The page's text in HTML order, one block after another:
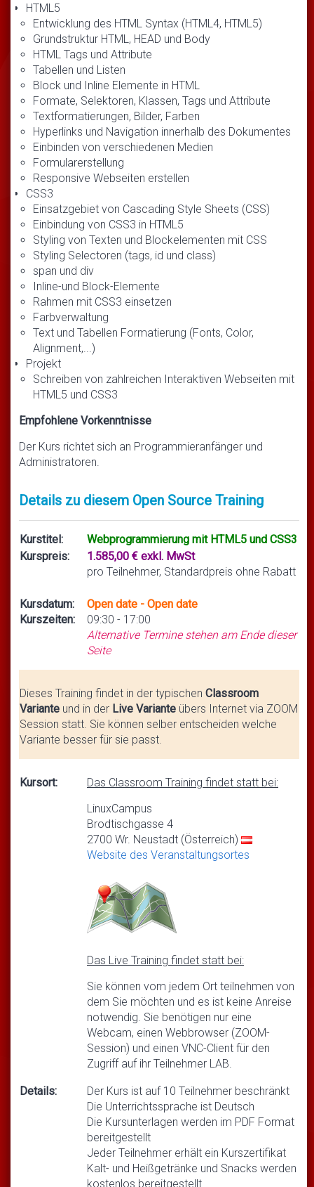
HTML5
Entwicklung des HTML Syntax (HTML4, HTML5)
Grundstruktur HTML, HEAD und Body
HTML Tags und Attribute
Tabellen und Listen
Block und Inline Elemente in HTML
Formate, Selektoren, Klassen, Tags und Attribute
Textformatierungen, Bilder, Farben
Hyperlinks und Navigation innerhalb des Dokumentes
Einbinden von verschiedenen Medien
Formularerstellung
Responsive Webseiten erstellen
CSS3
Einsatzgebiet von Cascading Style Sheets (CSS)
Einbindung von CSS3 in HTML5
Styling von Texten und Blockelementen mit CSS
Styling Selectoren (tags, id und class)
span und div
Inline-und Block-Elemente
Rahmen mit CSS3 einsetzen
Farbverwaltung
Text und Tabellen Formatierung (Fonts, Color,
Alignment,...)
Projekt
Schreiben von zahlreichen Interaktiven Webseiten mit
HTML5 und CSS3
Empfohlene Vorkenntnisse
Der Kurs richtet sich an Programmieranfänger und
Administratoren.
Details zu diesem Open Source Training
Kurstitel:
Webprogrammierung mit HTML5 und CSS3
Kurspreis:
1.585,00 € exkl. MwSt
pro Teilnehmer, Standardpreis ohne Rabatt
Kursdatum:
Kurszeiten:
Open date - Open date
09:30 - 17:00
Alternative Termine stehen am Ende dieser
Seite
Dieses Training findet in der typischen Classroom
Variante und in der Live Variante übers Internet via ZOOM
Session statt. Sie können selber entscheiden welche
Variante besser für sie passt.
Kursort:
Das Classroom Training findet statt bei:
LinuxCampus
Brodtischgasse 4
2700 Wr. Neustadt (Österreich)
Website des Veranstaltungsortes
Das Live Training findet statt bei:
Sie können vom jedem Ort teilnehmen von
dem Sie möchten und es ist keine Anreise
notwendig. Sie benötigen nur eine
Webcam, einen Webbrowser (ZOOM-
Session) und einen VNC-Client für den
Zugriff auf ihr Teilnehmer LAB.
Details:
Der Kurs ist auf 10 Teilnehmer beschränkt
Die Unterrichtssprache ist Deutsch
Die Kursunterlagen werden im PDF Format
bereitgestellt
Jeder Teilnehmer erhält ein Kurszertifikat
Kalt- und Heißgetränke und Snacks werden
kostenlos bereitgestellt